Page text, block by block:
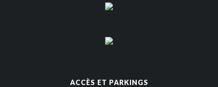
ACCÈS ET PARKINGS